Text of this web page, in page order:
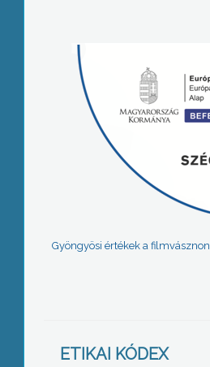
Gyöngyösi értékek a filmvásznon
ETIKAI KÓDEX